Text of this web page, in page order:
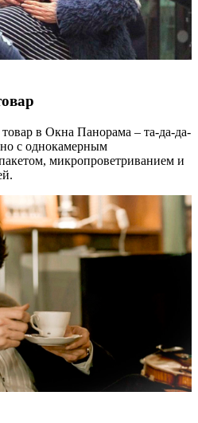
в Окна Панорама – та-да-да-
с однокамерным
микропроветриванием и